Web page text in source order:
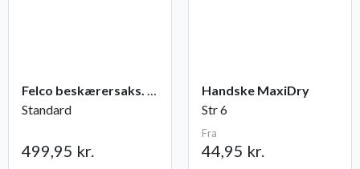
Felco beskærersaks. nr. 2
Standard
499,95 kr.
Handske MaxiDry
Str 6
Fra
44,95 kr.